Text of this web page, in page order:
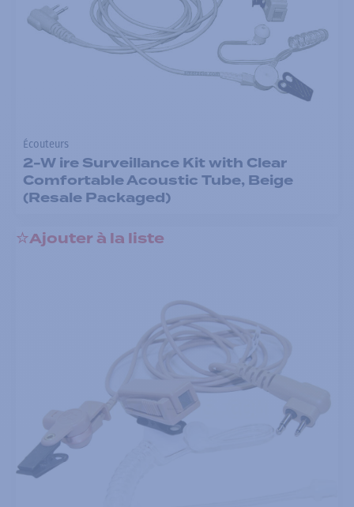
Écouteurs
2-W ire Surveillance Kit with Clear
Comfortable Acoustic Tube, Beige
(Resale Packaged)
Ajouter à la liste